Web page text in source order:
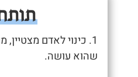
1. כינוי לאדם
שהוא עושה.